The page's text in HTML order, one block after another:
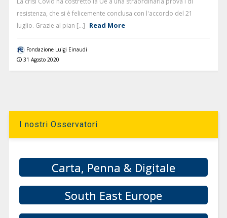
resistenza, che si è felicemente conclusa con l'accordo del 21
luglio. Grazie al pian [...] Read More
Fondazione Luigi Einaudi
31 Agosto 2020
I nostri Osservatori
Carta, Penna & Digitale
South East Europe